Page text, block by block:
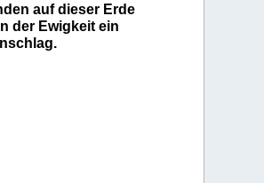
auf dieser Erde
der Ewigkeit ein